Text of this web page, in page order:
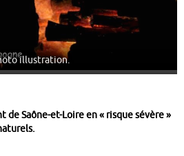
illustration.
de Saône-et-Loire en « risque sévère »